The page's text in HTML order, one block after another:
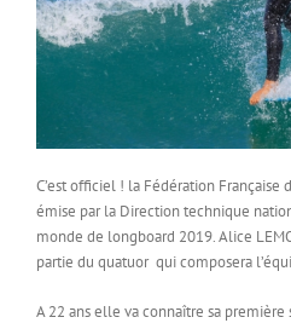
C’est officiel ! la Fédération
émise par la Direction technique
monde de longboard 2019. Alice
partie du quatuor qui composera
A 22 ans elle va connaître sa